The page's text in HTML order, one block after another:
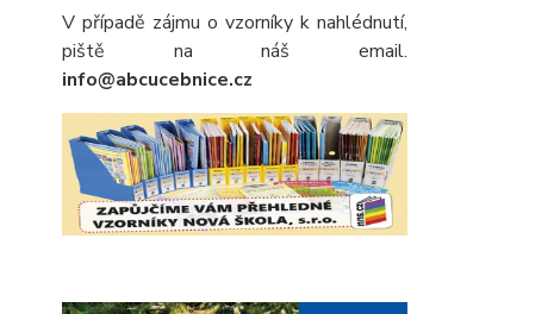
V případě zájmu o vzorníky k nahlédnutí,
piště na náš email.
info@abcucebnice.cz